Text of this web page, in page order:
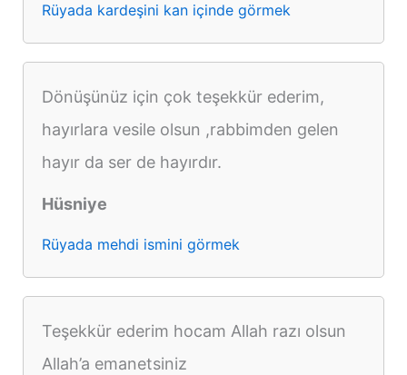
Rüyada kardeşini kan içinde görmek
Dönüşünüz için çok teşekkür ederim,
hayırlara vesile olsun ,rabbimden gelen
hayır da ser de hayırdır.
Hüsniye
Rüyada mehdi ismini görmek
Teşekkür ederim hocam Allah razı olsun
Allah’a emanetsiniz